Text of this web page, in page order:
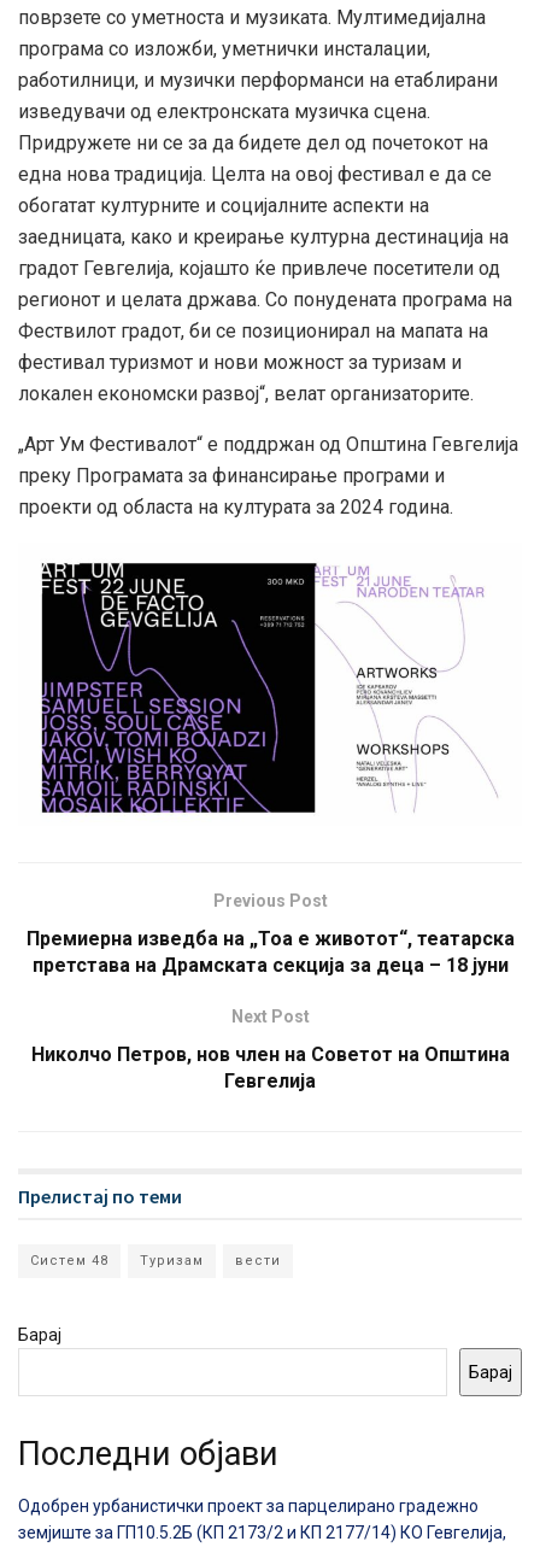
поврзете со уметноста и музиката. Мултимедијална
програма со изложби, уметнички инсталации,
работилници, и музички перформанси на етаблирани
изведувачи од електронската музичка сцена.
Придружете ни се за да бидете дел од почетокот на
една нова традиција. Целта на овој фестивал е да се
обогатат културните и социјалните аспекти на
заедницата, како и креирање културна дестинација на
градот Гевгелија, којашто ќе привлече посетители од
регионот и целата држава. Со понудената програма на
Фествилот градот, би се позиционирал на мапата на
фестивал туризмот и нови можност за туризам и
локален економски развој“, велат организаторите.
„Арт Ум Фестивалот“ е поддржан од Општина Гевгелија
преку Програмата за финансирање програми и
проекти од областа на културата за 2024 година.
Previous Post
Премиерна изведба на „Тоа е животот“, театарска
претстава на Драмската секција за деца – 18 јуни
Next Post
Николчо Петров, нов член на Советот на Општина
Гевгелија
Прелистај по теми
Систем 48 Туризам вести
Барај
Барај
Последни објави
Одобрен урбанистички проект за парцелирано градежно
земјиште за ГП10.5.2Б (КП 2173/2 и КП 2177/14) КО Гевгелија,